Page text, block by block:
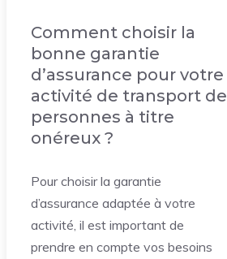
Comment choisir la
bonne garantie
d’assurance pour votre
activité de transport de
personnes à titre
onéreux ?
Pour choisir la garantie
d’assurance adaptée à votre
activité, il est important de
prendre en compte vos besoins